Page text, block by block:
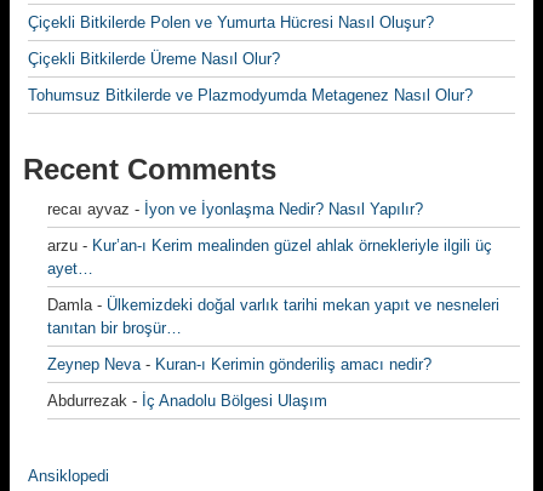
Çiçekli Bitkilerde Polen ve Yumurta Hücresi Nasıl Oluşur?
Çiçekli Bitkilerde Üreme Nasıl Olur?
Tohumsuz Bitkilerde ve Plazmodyumda Metagenez Nasıl Olur?
Recent Comments
recaı ayvaz - İyon ve İyonlaşma Nedir? Nasıl Yapılır?
arzu - Kur’an-ı Kerim mealinden güzel ahlak örnekleriyle ilgili üç
ayet…
Damla- Ülkemizdeki doğal varlık tarihi mekan yapıt ve nesneleri
tanıtan bir broşür…
Zeynep Neva- Kuran-ı Kerimin gönderiliş amacı nedir?
Abdurrezak - İç Anadolu Bölgesi Ulaşım
Ansiklopedi